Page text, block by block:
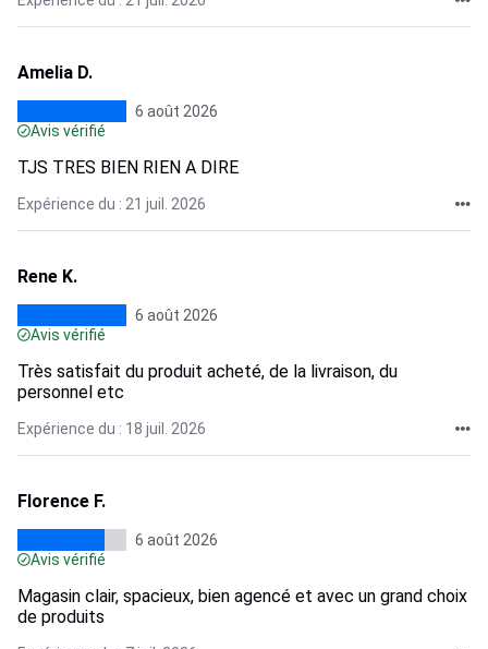
Amelia D.
6 août 2026
Avis vérifié
TJS TRES BIEN RIEN A DIRE
Expérience du : 21 juil. 2026
Rene K.
6 août 2026
Avis vérifié
Très satisfait du produit acheté, de la livraison, du
personnel etc
Expérience du : 18 juil. 2026
Florence F.
6 août 2026
Avis vérifié
Magasin clair, spacieux, bien agencé et avec un grand choix
de produits